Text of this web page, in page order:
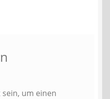
sein, um einen